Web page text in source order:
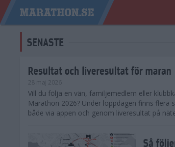
SENASTE
Resultat och liveresultat för maran
28 maj 2026
​Vill du följa en vän, familjemedlem eller
Marathon 2026? Under loppdagen finns flera
både via appen och genom liveresultat på
Så